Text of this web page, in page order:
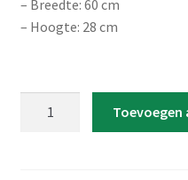
– Breedte: 60 cm
– Hoogte: 28 cm
Toevoegen